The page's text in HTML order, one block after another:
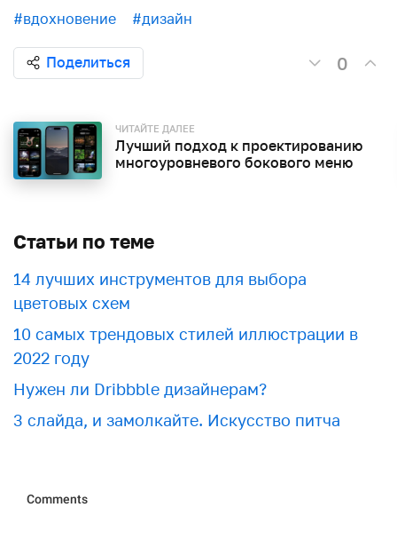
#вдохновение #дизайн
Поделиться 0
ЧИТАЙТЕ ДАЛЕЕ
Лучший подход к проектированию
многоуровневого бокового меню
Статьи по теме
​​14 лучших инструментов для выбора
цветовых схем
10 самых трендовых стилей иллюстрации в
2022 году
Нужен ли Dribbble дизайнерам?
3 слайда, и замолкайте. Искусство питча